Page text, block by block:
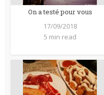
On a testé pour vous
17/09/2018
5 min read